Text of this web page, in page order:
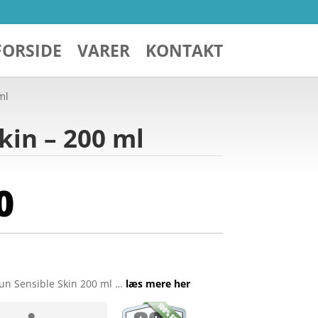
VARER KONTAKT
– 200 ml
Sensible Skin 200 ml … læs mere her